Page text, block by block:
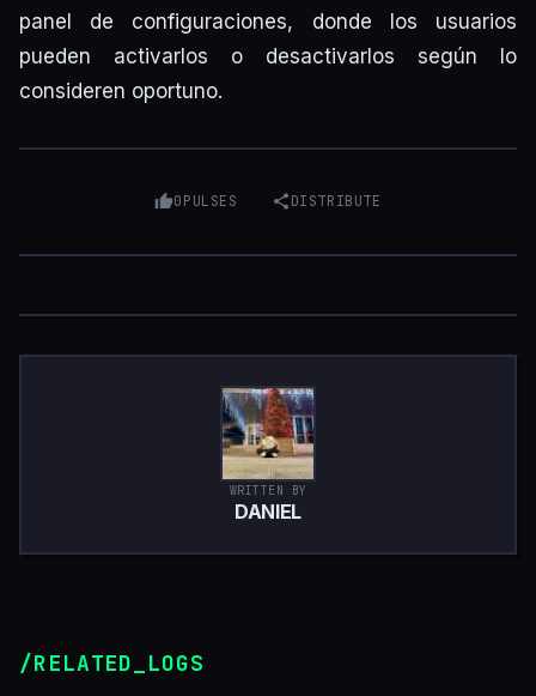
panel de configuraciones, donde los usuarios
pueden activarlos o desactivarlos según lo
consideren oportuno.
0PULSES DISTRIBUTE
WRITTEN BY
DANIEL
/RELATED_LOGS